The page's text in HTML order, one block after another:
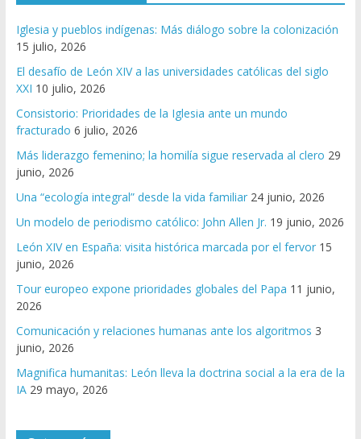
Iglesia y pueblos indígenas: Más diálogo sobre la colonización
15 julio, 2026
El desafío de León XIV a las universidades católicas del siglo
XXI 10 julio, 2026
Consistorio: Prioridades de la Iglesia ante un mundo
fracturado 6 julio, 2026
Más liderazgo femenino; la homilía sigue reservada al clero 29
junio, 2026
Una “ecología integral” desde la vida familiar 24 junio, 2026
Un modelo de periodismo católico: John Allen Jr. 19 junio, 2026
León XIV en España: visita histórica marcada por el fervor 15
junio, 2026
Tour europeo expone prioridades globales del Papa 11 junio,
2026
Comunicación y relaciones humanas ante los algoritmos 3
junio, 2026
Magnifica humanitas: León lleva la doctrina social a la era de la
IA 29 mayo, 2026